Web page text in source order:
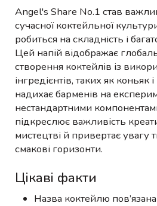
Angel's Share No.1 став
сучасної коктейльної
робиться на складність і
Цей напій відображає
створення коктейлів із
інгредієнтів, таких як коньяк
надихає барменів на
нестандартними
підкреслює важливість
мистецтві й привертає увагу
смакові горизонти.
Цікаві факти
Назва коктейлю